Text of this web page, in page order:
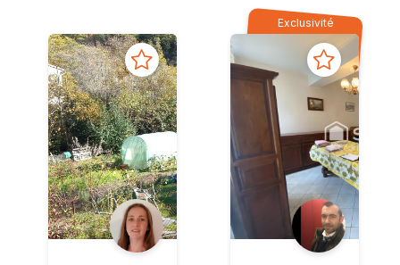
Exclusivité